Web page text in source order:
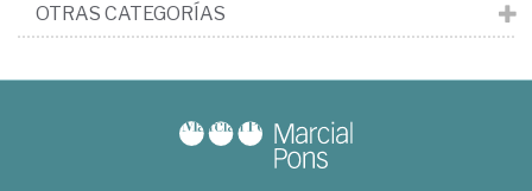
OTRAS CATEGORÍAS